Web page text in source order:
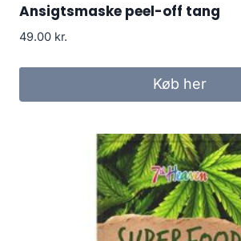
Ansigtsmaske peel-off tang
49.00 kr.
Køb her